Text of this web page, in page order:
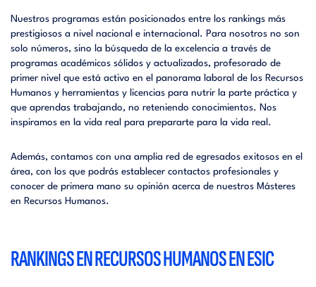
Nuestros programas están posicionados entre los rankings más
prestigiosos a nivel nacional e internacional. Para nosotros no son
solo números, sino la búsqueda de la excelencia a través de
programas académicos sólidos y actualizados, profesorado de
primer nivel que está activo en el panorama laboral de los Recursos
Humanos y herramientas y licencias para nutrir la parte práctica y
que aprendas trabajando, no reteniendo conocimientos. Nos
inspiramos en la vida real para prepararte para la vida real.
Además, contamos con una amplia red de egresados exitosos en el
área, con los que podrás establecer contactos profesionales y
conocer de primera mano su opinión acerca de nuestros Másteres
en Recursos Humanos.
RANKINGS EN RECURSOS HUMANOS EN ESIC